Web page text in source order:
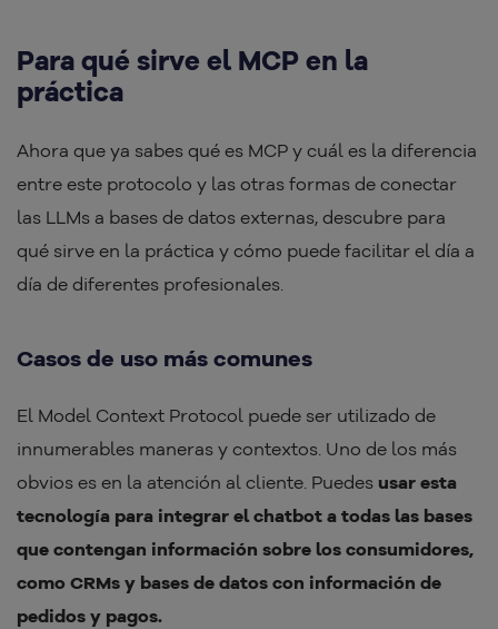
Para qué sirve el MCP en la
práctica
Ahora que ya sabes qué es MCP y cuál es la diferencia
entre este protocolo y las otras formas de conectar
las LLMs a bases de datos externas, descubre para
qué sirve en la práctica y cómo puede facilitar el día a
día de diferentes profesionales.
Casos de uso más comunes
El Model Context Protocol puede ser utilizado de
innumerables maneras y contextos. Uno de los más
obvios es en la atención al cliente. Puedes usar esta
tecnología para integrar el chatbot a todas las bases
que contengan información sobre los consumidores,
como CRMs y bases de datos con información de
pedidos y pagos.